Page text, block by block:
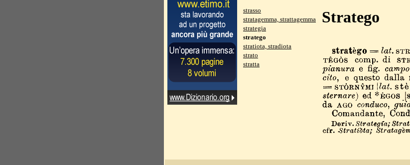
strasso
stratagemma, strattagemma
strategia
stratego
stratiota, stradiota
strato
stratta
Stratego